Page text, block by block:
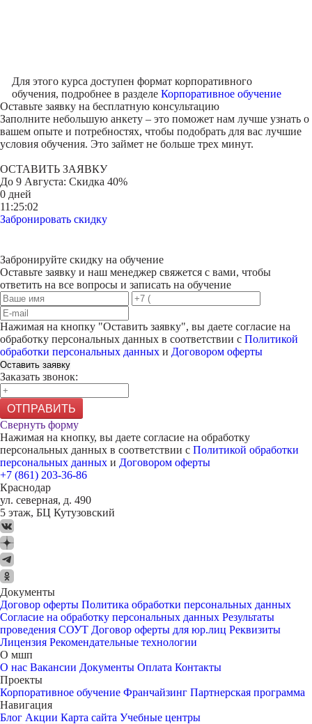
Для этого курса доступен формат корпоративного
обучения, подробнее в разделе Корпоративное обучение
Оставьте заявку на бесплатную консультацию
Заполните небольшую анкету – это поможет нам лучше узнать о
вашем опыте и потребностях, чтобы подобрать для вас лучшие
условия обучения. Это займет не больше трех минут.
ОСТАВИТЬ ЗАЯВКУ
До 9 Августа: Скидка 40%
0 дней
11:25:02
Забронировать скидку
Забронируйте скидку на обучение
Оставьте заявку и наш менеджер свяжется с вами, чтобы
ответить на все вопросы и записать на обучение
Нажимая на кнопку "Оставить заявку", вы даете согласие на
обработку персональных данных в соответствии с Политикой
обработки персональных данных и Договором оферты
Оставить заявку
Заказать звонок:
ОТПРАВИТЬ
Свернуть форму
Нажимая на кнопку, вы даете согласие на обработку
персональных данных в соответствии с Политикой обработки
персональных данных и Договором оферты
+7 (861) 203-36-86
Краснодар
ул. северная, д. 490
5 этаж, БЦ Кутузовский
Документы
Договор оферты Политика обработки персональных данных
Согласие на обработку персональных данных Результаты
проведения СОУТ Договор оферты для юр.лиц Реквизиты
Лицензия Рекомендательные технологии
О мшп
О нас Вакансии Документы Оплата Контакты
Проекты
Корпоративное обучение Франчайзинг Партнерская программа
Навигация
Блог Акции Карта сайта Учебные центры